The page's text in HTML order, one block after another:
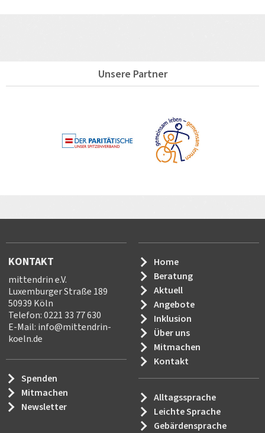
Unsere Partner
KONTAKT
mittendrin e.V.
Luxemburger Straße 189
50939 Köln
Telefon: 0221 33 77 630
E-Mail: info@mittendrin-
koeln.de
Spenden
Mitmachen
Newsletter
Home
Beratung
Aktuell
Angebote
Inklusion
Über uns
Mitmachen
Kontakt
Alltagssprache
Leichte Sprache
Gebärdensprache